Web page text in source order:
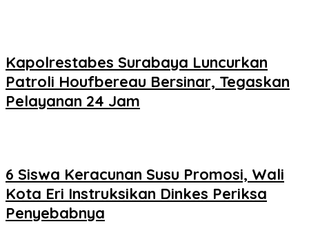
Kapolrestabes Surabaya Luncurkan
Patroli Houfbereau Bersinar, Tegaskan
Pelayanan 24 Jam
6 Siswa Keracunan Susu Promosi, Wali
Kota Eri Instruksikan Dinkes Periksa
Penyebabnya